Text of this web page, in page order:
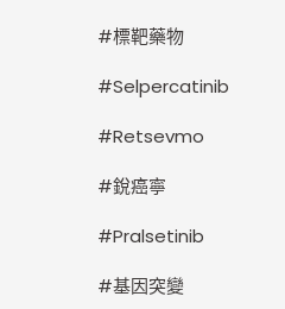
#標靶藥物
#Selpercatinib
#Retsevmo
#銳癌寧
#Pralsetinib
#基因突變